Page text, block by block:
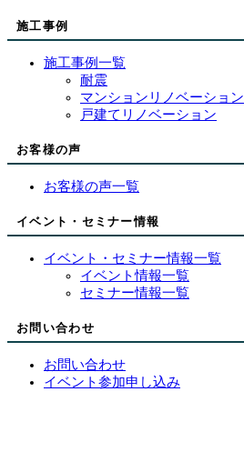
施工事例
施工事例一覧
耐震
マンションリノベーション
戸建てリノベーション
お客様の声
お客様の声一覧
イベント・セミナー情報
イベント・セミナー情報一覧
イベント情報一覧
セミナー情報一覧
お問い合わせ
お問い合わせ
イベント参加申し込み